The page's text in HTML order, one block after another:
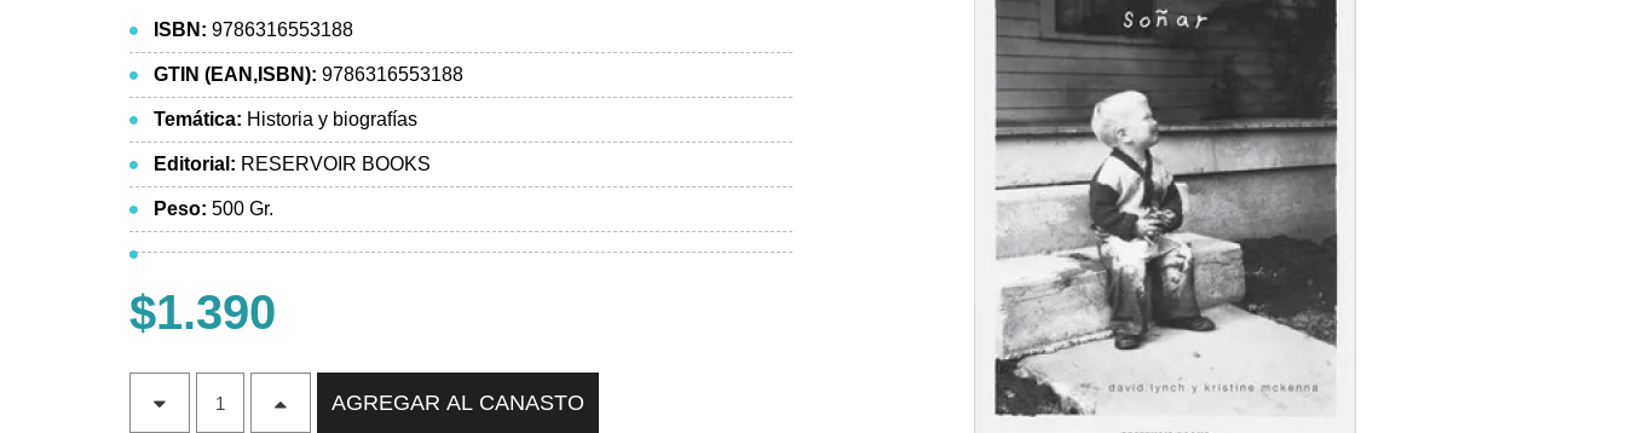
ISBN: 9786316553188
GTIN (EAN,ISBN): 9786316553188
Temática: Historia y biografías
Editorial: RESERVOIR BOOKS
Peso: 500 Gr.
$1.390
AGREGAR AL CANASTO